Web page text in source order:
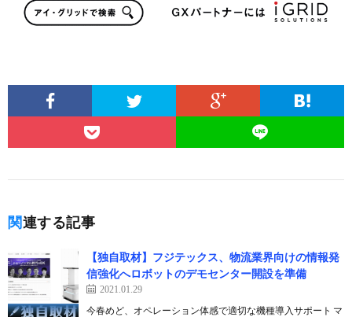
関連する記事
【独自取材】フジテックス、物流業界向けの情報発
信強化へロボットのデモセンター開設を準備
2021.01.29
今春めど、オペレーション体感で適切な機種導入サポート マ